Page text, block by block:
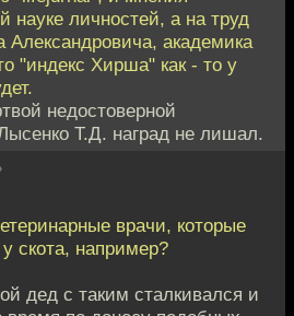
науке личностей, а на труд
Александровича, академика
"индекс Хирша" как - то у
недостоверной
Т.Д. наград не лишал.
врачи, которые
скота, например?
дед с таким сталкивался и